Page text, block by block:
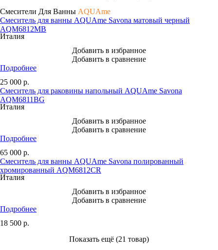
Смесители Для Ванны AQUAme
Смеситель для ванны AQUAme Savona матовый черный
AQM6812MB
Италия
Добавить в избранное
Добавить в сравнение
Подробнее
25 000 р.
Смеситель для раковины напольный AQUAme Savona
AQM6811BG
Италия
Добавить в избранное
Добавить в сравнение
Подробнее
65 000 р.
Смеситель для ванны AQUAme Savona полированный
хромированный AQM6812CR
Италия
Добавить в избранное
Добавить в сравнение
Подробнее
18 500 р.
Показать ещё (21 товар)